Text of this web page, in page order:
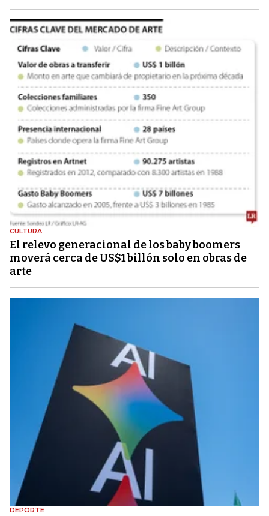
CULTURA
El relevo generacional de los baby boomers
moverá cerca de US$1 billón solo en obras de
arte
DEPORTE